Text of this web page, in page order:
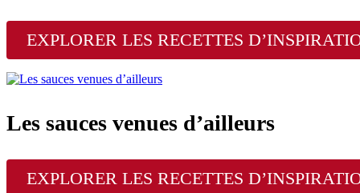
EXPLORER LES RECETTES
Les sauces venues d’ailleurs
EXPLORER LES RECETTES